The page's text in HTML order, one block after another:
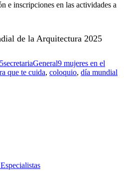
e inscripciones en las actividades a
de la Arquitectura 2025
Autor
secretariaCategorías
GeneralEtiquetas
9 mujeres en el
que te cuida, coloquio, día mundial